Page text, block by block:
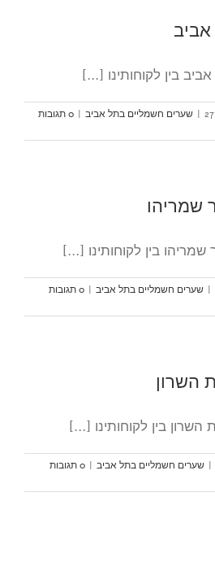
בין לקוחותינו [...]
| שערים חשמליים בתל אביב | 0 תגובות
שמריהו
בין לקוחותינו [...]
| שערים חשמליים בתל אביב | 0 תגובות
השרון
בין לקוחותינו [...]
| שערים חשמליים בתל אביב | 0 תגובות